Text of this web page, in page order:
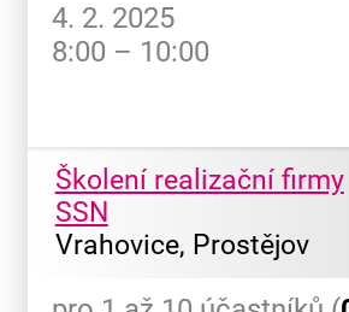
4. 2. 2025
8:00 – 10:00
Školení realizační firmy
SSN
Vrahovice, Prostějov